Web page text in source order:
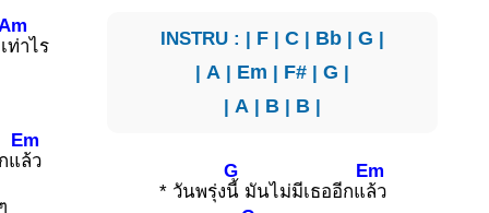
ท่าไร
แ
Em
ล้ว
INSTRU : | F |C | Bb |G |
| A | Em | F# |G |
| A | B | B |
* วันพรุ่ง
G
นี้ มันไม่มีเธออีกแ
Em
ล้ว